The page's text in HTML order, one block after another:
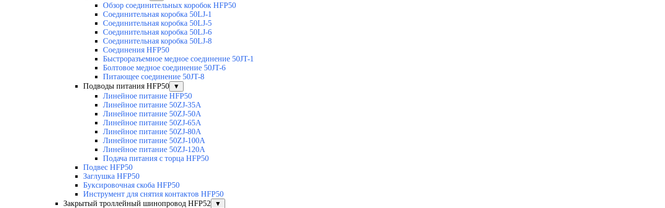
Обзор соединительных коробок HFP50
Соединительная коробка 50LJ-1
Соединительная коробка 50LJ-5
Соединительная коробка 50LJ-6
Соединительная коробка 50LJ-8
Соединения HFP50
Быстроразъемное медное соединение 50JT-1
Болтовое медное соединение 50JT-6
Питающее соединение 50JT-8
Подводы питания HFP50
▼
Линейное питание HFP50
Линейное питание 50ZJ-35A
Линейное питание 50ZJ-50A
Линейное питание 50ZJ-65A
Линейное питание 50ZJ-80A
Линейное питание 50ZJ-100A
Линейное питание 50ZJ-120A
Подача питания с торца HFP50
Подвес HFP50
Заглушка HFP50
Буксировочная скоба HFP50
Инструмент для снятия контактов HFP50
Закрытый троллейный шинопровод HFP52
▼